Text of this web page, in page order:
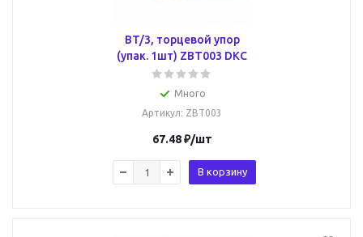
BT/3, торцевой упор
(упак. 1шт) ZBT003 DKC
Много
Артикул: ZBT003
67.48₽/шт
В корзину